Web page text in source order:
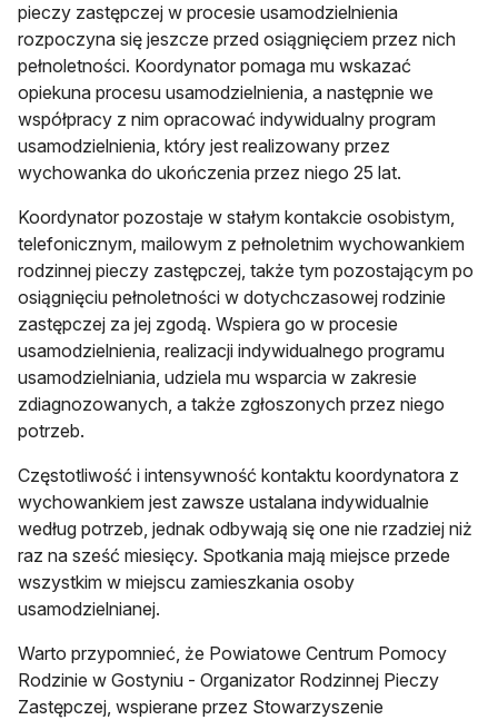
pieczy zastępczej w procesie usamodzielnienia
rozpoczyna się jeszcze przed osiągnięciem przez nich
pełnoletności. Koordynator pomaga mu wskazać
opiekuna procesu usamodzielnienia, a następnie we
współpracy z nim opracować indywidualny program
usamodzielnienia, który jest realizowany przez
wychowanka do ukończenia przez niego 25 lat.
Koordynator pozostaje w stałym kontakcie osobistym,
telefonicznym, mailowym z pełnoletnim wychowankiem
rodzinnej pieczy zastępczej, także tym pozostającym po
osiągnięciu pełnoletności w dotychczasowej rodzinie
zastępczej za jej zgodą. Wspiera go w procesie
usamodzielnienia, realizacji indywidualnego programu
usamodzielniania, udziela mu wsparcia w zakresie
zdiagnozowanych, a także zgłoszonych przez niego
potrzeb.
Częstotliwość i intensywność kontaktu koordynatora z
wychowankiem jest zawsze ustalana indywidualnie
według potrzeb, jednak odbywają się one nie rzadziej niż
raz na sześć miesięcy. Spotkania mają miejsce przede
wszystkim w miejscu zamieszkania osoby
usamodzielnianej.
Warto przypomnieć, że Powiatowe Centrum Pomocy
Rodzinie w Gostyniu - Organizator Rodzinnej Pieczy
Zastępczej, wspierane przez Stowarzyszenie